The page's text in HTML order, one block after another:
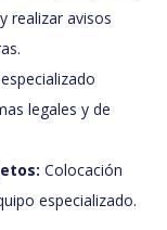
realizar avisos
legales y de
Colocación
especializado.